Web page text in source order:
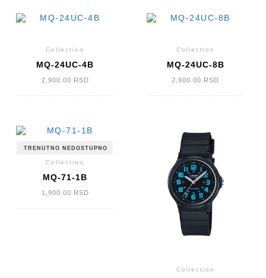
Collection
MQ-24UC-4B
2,900.00 RSD
Collection
MQ-24UC-8B
2,900.00 RSD
TRENUTNO NEDOSTUPNO
Collection
MQ-71-1B
1,900.00 RSD
Collection